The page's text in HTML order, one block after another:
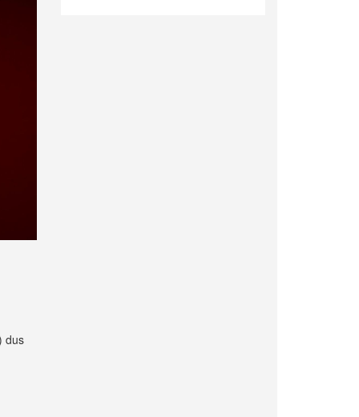
dus